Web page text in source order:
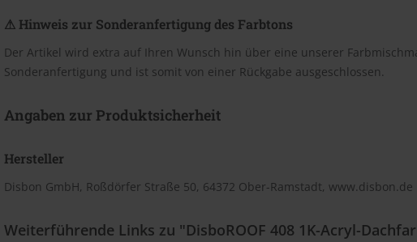
⚠ Hinweis zur Sonderanfertigung des Farbtons
Der Artikel wird extra auf Ihren Wunsch hin über eine unserer
Sonderanfertigung und ist somit von einer Rückgabe ausgeschlossen.
Angaben zur Produktsicherheit
Hersteller
Disbon GmbH, Roßdörfer Straße 50, 64372 Ober-Ramstadt, www.disbon.de
Weiterführende Links zu "DisboROOF 408 1K-Acryl-